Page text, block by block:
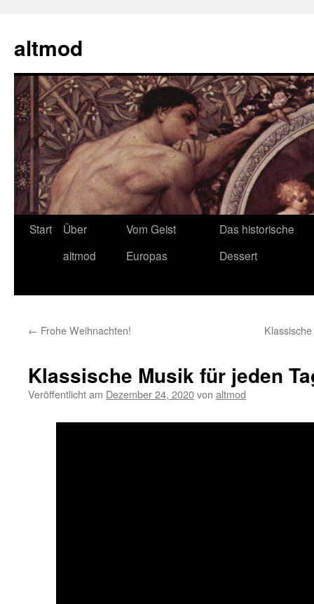
springen
altmod
Start
Über
altmod
Vom Geist
Europas
Das historische
Dessert
← Frohe Weihnachten!
Klassische Musik für jeden
Veröffentlicht am Dezember 24, 2020von altmod